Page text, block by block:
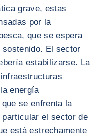
grave, estas
por la
que se espera
El sector
estabilizarse. La
energía
se enfrenta la
el sector de
está estrechamente